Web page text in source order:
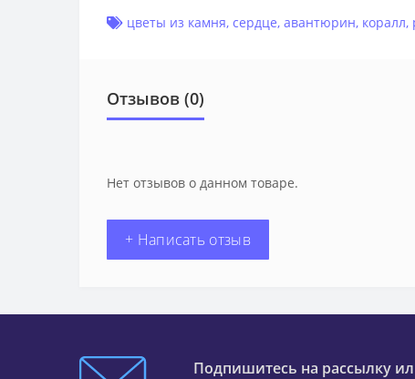
цветы из камня, сердце, авантюрин, коралл,
Отзывов (0)
Нет отзывов о данном товаре.
+ Написать отзыв
Подпишитесь на рассылку